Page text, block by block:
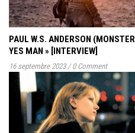
PAUL W.S. ANDERSON
YES MAN » [INTERVIEW]
16 septembre 2023 / 0 Comment